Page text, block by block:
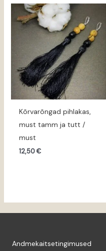
Kõrvarõngad pihlakas,
must tamm ja tutt /
must
12,50€
Andmekaitsetingimused